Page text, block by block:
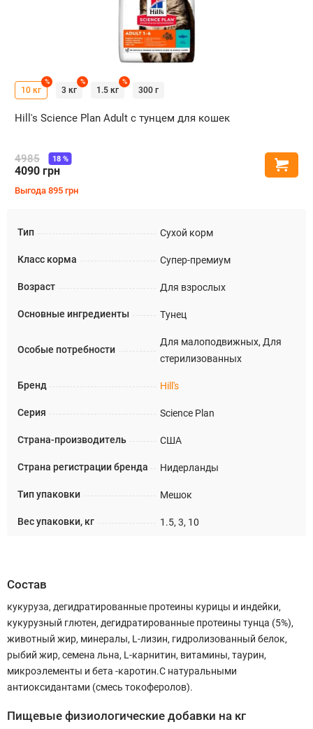
Тип Сухой корм
Класс корма Супер-премиум
Возраст Для взрослых
Основные ингредиенты Тунец
Особые потребности
Для малоподвижных, Для
стерилизованных
Бренд Hill's
Серия Science Plan
Страна-производитель США
Страна регистрации бренда Нидерланды
Тип упаковки Мешок
Вес упаковки, кг 1.5, 3, 10
10 кг
%
3 кг
%
1.5 кг
%
300 г
Hill's Science Plan Adult с тунцем для кошек
4985
4090 грн
18%
Выгода 895 грн
Состав
кукуруза, дегидратированные протеины курицы и индейки,
кукурузный глютен, дегидратированные протеины тунца (5%),
животный жир, минералы, L-лизин, гидролизованный белок,
рыбий жир, семена льна, L-карнитин, витамины, таурин,
микроэлементы и бета -каротин.С натуральными
антиоксидантами (смесь токоферолов).
Пищевые физиологические добавки на кг